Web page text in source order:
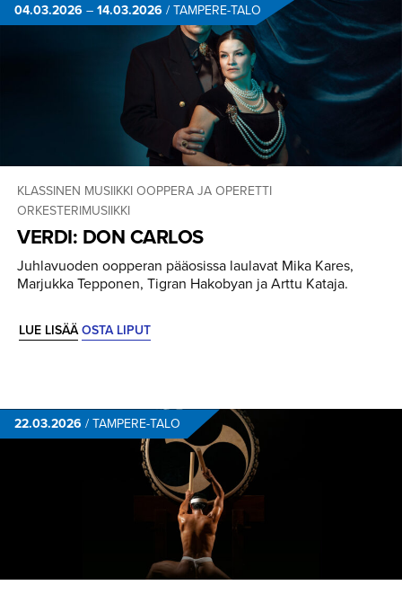
04.03.2026 – 14.03.2026 / TAMPERE-TALO
KLASSINEN MUSIIKKI OOPPERA JA OPERETTI
ORKESTERIMUSIIKKI
VERDI: DON CARLOS
Juhlavuoden oopperan pääosissa laulavat Mika Kares,
Marjukka Tepponen, Tigran Hakobyan ja Arttu Kataja.
LUE LISÄÄ OSTA LIPUT
22.03.2026 / TAMPERE-TALO